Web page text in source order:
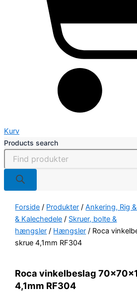
Kurv
Products search
Forside / Produkter /Ankering, Rig
& Kalechedele / Skruer, bolte &
hængsler / Hængsler / Roca
skrue 4,1mm RF304
Roca vinkelbeslag
4,1mm RF304